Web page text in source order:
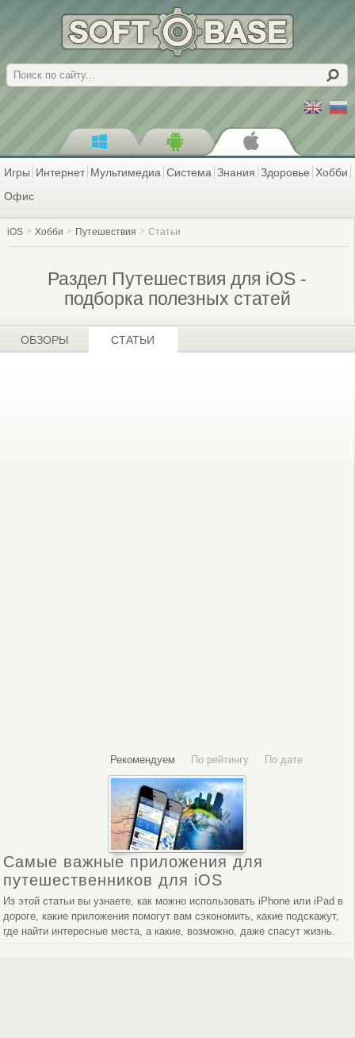
Поиск
Игры Интернет Мультимедиа Система Знания Здоровье Хобби
Офис
iOS Хобби Путешествия Статьи
Раздел Путешествия для iOS -
подборка полезных статей
ОБЗОРЫ СТАТЬИ
Рекомендуем По рейтингу По дате
Самые важные приложения для
путешественников для iOS
Из этой статьи вы узнаете, как можно использовать iPhone или iPad в
дороге, какие приложения помогут вам сэкономить, какие подскажут,
где найти интересные места, а какие, возможно, даже спасут жизнь.